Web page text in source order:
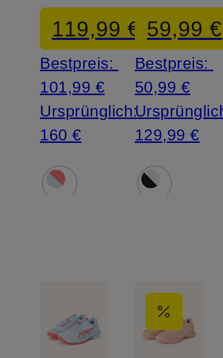
RESOLUTION
X CLAY
119,99 €
Bestpreis:
101,99 €
Ursprünglich:
160 €
VAPOR
PRO 3
59,99 €
Bestpreis:
50,99 €
129,99 €